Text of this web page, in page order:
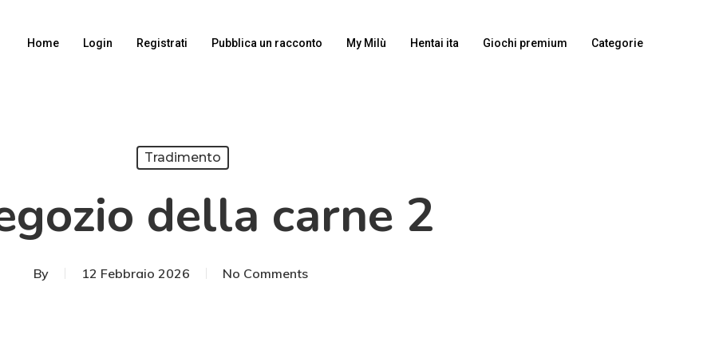
Home Login Registrati Pubblica un racconto My Milù Hentai ita Giochi premium Categorie
Tradimento
della carne 2
By 12 Febbraio 2026 No Comments